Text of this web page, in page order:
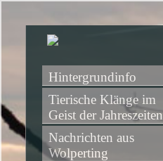
Hintergrundinfo
Tierische Klänge im
Geist der Jahreszeiten
Nachrichten aus
Wolperting